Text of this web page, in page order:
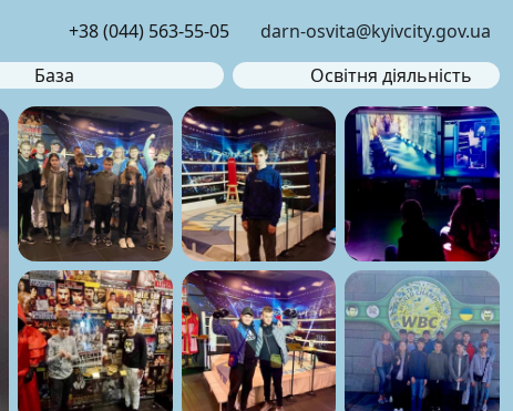
+38 (044) 563-55-05
darn-osvita@kyivcity.gov.ua
База Освітня діяльність